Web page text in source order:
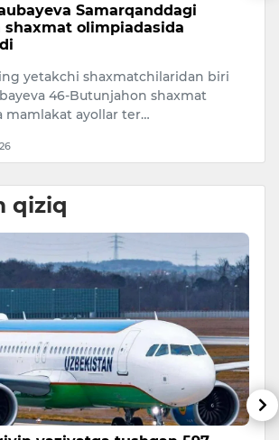
Samarqanddagi
shaxmat olimpiadasida
yetakchi shaxmatchilaridan biri
46-Butunjahon shaxmat
mamlakat ayollar ter…
qiziq